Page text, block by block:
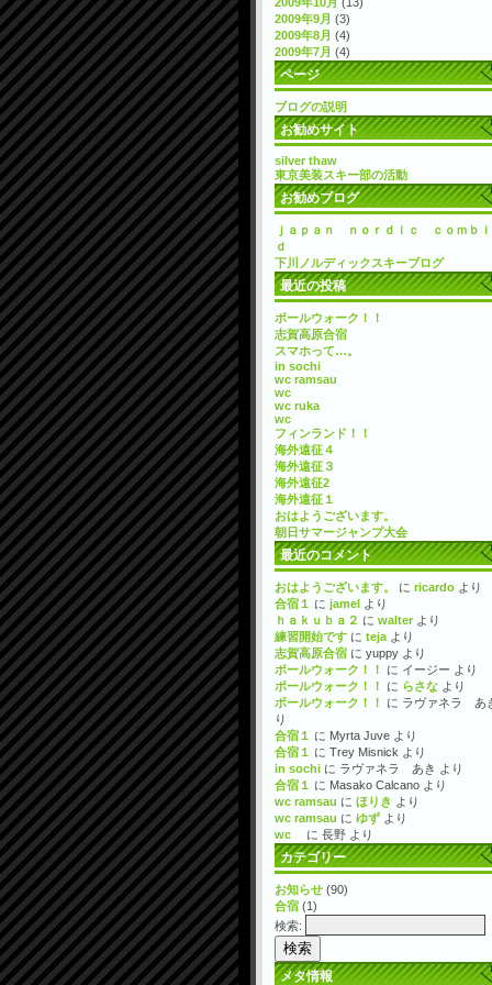
2009年9月 (3)
2009年8月 (4)
2009年7月 (4)
ページ
ブログの説明
お勧めサイト
silver thaw
東京美装スキー部の活動
お勧めブログ
ｊａｐａｎ ｎｏｒｄｉｃ ｃｏｍｂ
ｄ
下川ノルディックスキーブログ
最近の投稿
ポールウォーク！！
志賀高原合宿
スマホって…。
in sochi
wc ramsau
wc
wc ruka
wc
フィンランド！！
海外遠征４
海外遠征３
海外遠征2
海外遠征１
おはようございます。
朝日サマージャンプ大会
最近のコメント
おはようございます。 に ricardo より
合宿１ に jamel より
ｈａｋｕｂａ２ に walter より
練習開始です に teja より
志賀高原合宿 に yuppy より
ポールウォーク！！
に イージー より
ポールウォーク！！
に らさな より
ポールウォーク！！
に ラヴァネラ あ
り
合宿１ に Myrta Juve より
合宿１ に Trey Misnick より
in sochi に ラヴァネラ あき より
合宿１ に Masako Calcano より
wc ramsau に ほりき より
wc ramsau に ゆず より
wc
に 長野 より
カテゴリー
お知らせ (90)
合宿 (1)
検索:
メタ情報